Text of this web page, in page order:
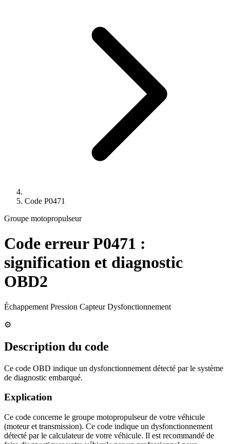
Code P0471
Groupe motopropulseur
Code erreurP0471 :
signification et diagnostic
OBD2
Échappement Pression Capteur Dysfonctionnement
⚙️
Description du code
Ce code OBD indique un dysfonctionnement détecté par le système
de diagnostic embarqué.
Explication
Ce code concerne le groupe motopropulseur de votre véhicule
(moteur et transmission). Ce code indique un dysfonctionnement
détecté par le calculateur de votre véhicule. Il est recommandé de